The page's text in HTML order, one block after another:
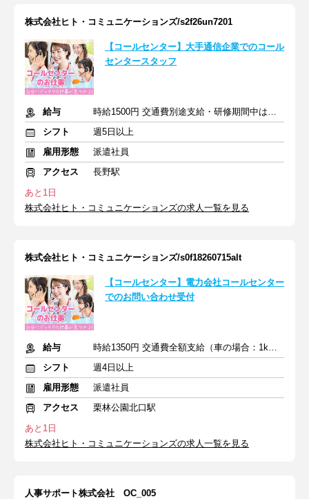
株式会社ヒト・コミュニケーションズ/s2f26un7201
【コールセンター】大手通信企業でのコール
センタースタッフ
給与
時給1500円 交通費別途支給・研修期間中は時給1400円になります
シフト
週5日以上
雇用形態
派遣社員
アクセス
長野駅
あと1日
株式会社ヒト・コミュニケーションズの求人一覧を見る
株式会社ヒト・コミュニケーションズ/s0f18260715alt
【コールセンター】電力会社コールセンター
でのお問い合わせ受付
給与
時給1350円 交通費全額支給（車の場合：1km/15円×往復距離）
シフト
週4日以上
雇用形態
派遣社員
アクセス
栗林公園北口駅
あと1日
株式会社ヒト・コミュニケーションズの求人一覧を見る
人事サポート株式会社 OC_005